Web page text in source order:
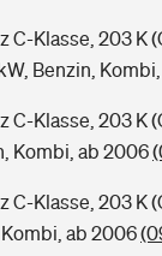
C-Klasse, 203 K
Benzin,
C-Klasse, 203 K
Kombi, ab 2006
C-Klasse, 203 K
Kombi, ab 2006